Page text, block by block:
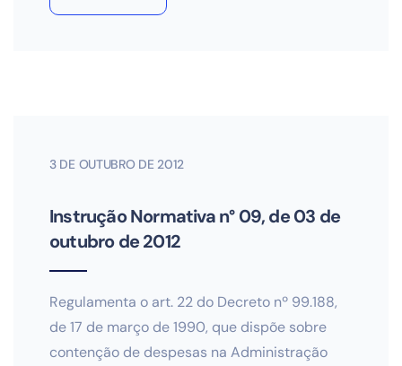
3 DE OUTUBRO DE 2012
Instrução Normativa n° 09, de 03 de
outubro de 2012
Regulamenta o art. 22 do Decreto nº 99.188,
de 17 de março de 1990, que dispõe sobre
contenção de despesas na Administração